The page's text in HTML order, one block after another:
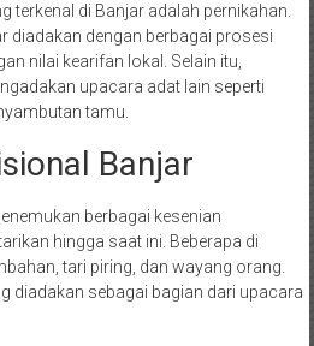
terkenal di Banjar adalah pernikahan.
diadakan dengan berbagai prosesi
nilai kearifan lokal. Selain itu,
upacara adat lain seperti
tamu.
Banjar
berbagai kesenian
hingga saat ini. Beberapa di
tari piring, dan wayang orang.
diadakan sebagai bagian dari upacara